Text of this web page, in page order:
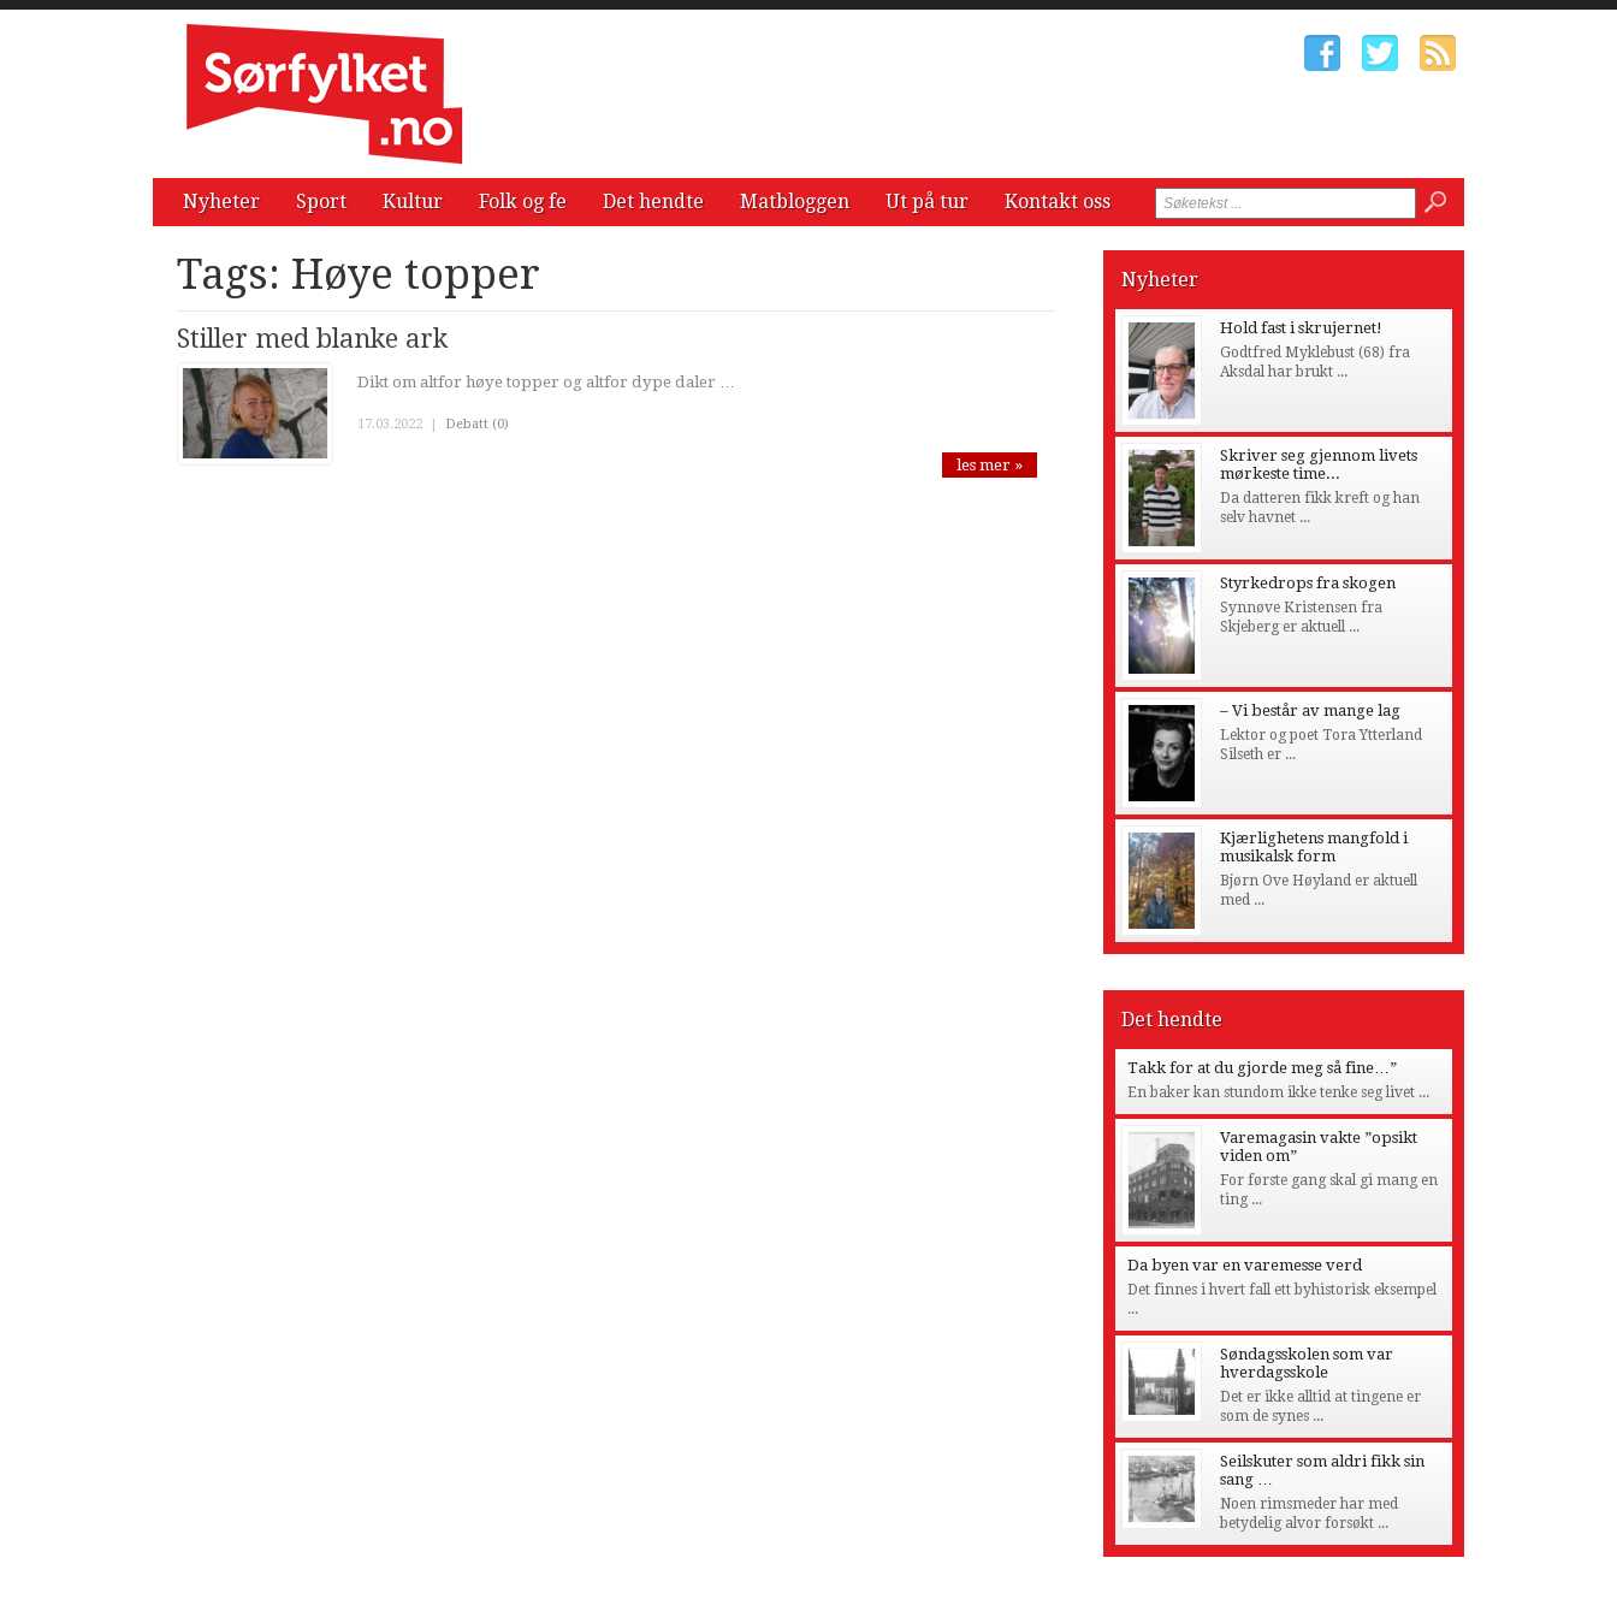
Nyheter Sport Kultur Folk og fe Det hendte Matbloggen Ut på tur Kontakt oss
Tags: Høye topper
Stiller med blanke ark
Dikt om altfor høye topper og altfor dype daler …
17.03.2022 | Debatt (0)
les mer »
Nyheter
Hold fast i skrujernet!
Godtfred Myklebust (68) fra
Aksdal har brukt ...
Skriver seg gjennom livets
mørkeste time...
Da datteren fikk kreft og han
selv havnet ...
Styrkedrops fra skogen
Synnøve Kristensen fra
Skjeberg er aktuell ...
– Vi består av mange lag
Lektor og poet Tora Ytterland
Silseth er ...
Kjærlighetens mangfold i
musikalsk form
Bjørn Ove Høyland er aktuell
med ...
Det hendte
Takk for at du gjorde meg så fine…”
En baker kan stundom ikke tenke seg livet ...
Varemagasin vakte ”opsikt
viden om”
For første gang skal gi mang en
ting ...
Da byen var en varemesse verd
Det finnes i hvert fall ett byhistorisk eksempel
...
Søndagsskolen som var
hverdagsskole
Det er ikke alltid at tingene er
som de synes ...
Seilskuter som aldri fikk sin
sang …
Noen rimsmeder har med
betydelig alvor forsøkt ...